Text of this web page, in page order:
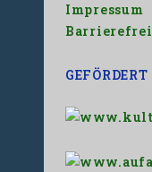
Impressum